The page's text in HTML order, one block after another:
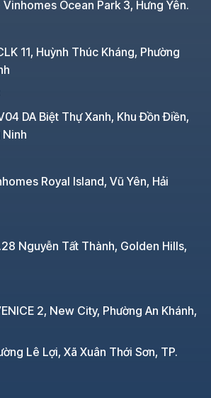
Ocean Park 3, Hưng Yên.
11, Huỳnh Thúc Kháng, Phường
DA Biệt Thự Xanh, Khu Đồn Điền,
Ninh
Royal Island, Vũ Yên, Hải
Nguyễn Tất Thành, Golden Hills,
2, New City, Phường An Khánh,
Lê Lợi, Xã Xuân Thới Sơn, TP.